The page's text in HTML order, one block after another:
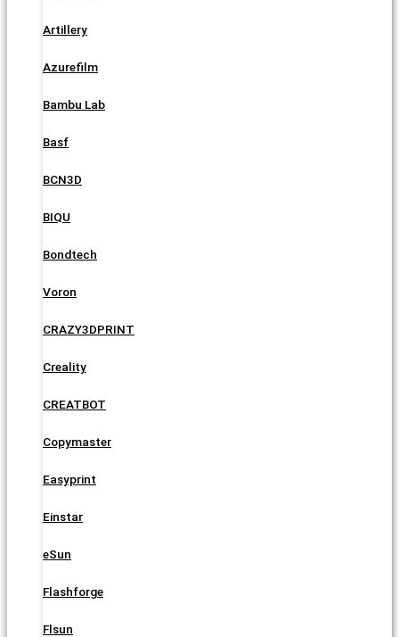
Artillery
Azurefilm
Bambu Lab
Basf
BCN3D
BIQU
Bondtech
Voron
CRAZY3DPRINT
Creality
CREATBOT
Copymaster
Easyprint
Einstar
eSun
Flashforge
Flsun